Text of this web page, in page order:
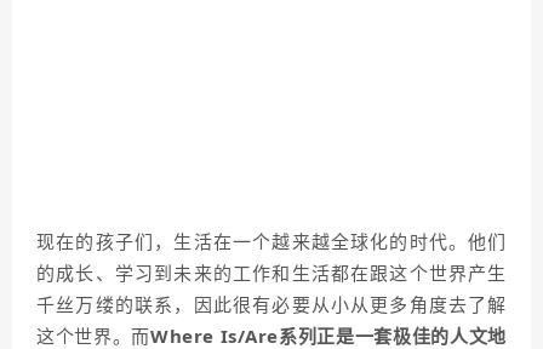
现在的孩子们，生活在一个越来越全球化的时代。他们
的成长、学习到未来的工作和生活都在跟这个世界产生
千丝万缕的联系，因此很有必要从小从更多角度去了解
这个世界。而Where Is/Are系列正是一套极佳的人文地